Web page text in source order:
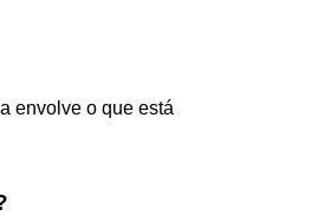
envolve o que está